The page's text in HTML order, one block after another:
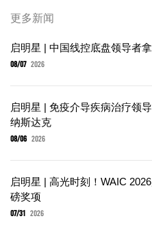
更多新闻
启明星 | 中国线控底盘领导者
08/07 2026
启明星 | 免疫介导疾病治疗领
纳斯达克
08/06 2026
启明星 | 高光时刻！WAIC
磅奖项
07/31 2026